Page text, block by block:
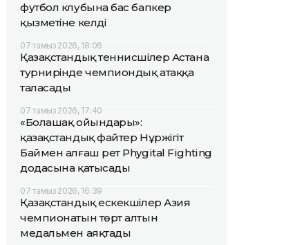
футбол клубына бас бапкер
қызметіне келді
07 тамыз 2026, 18:06
Қазақстандық теннисшілер Астана
турнирінде чемпиондық атаққа
таласады
07 тамыз 2026, 17:40
«Болашақ ойындары»:
қазақстандық файтер Нұржігіт
Баймен алғаш рет Phygital Fighting
додасына қатысады
07 тамыз 2026, 16:39
Қазақстандық ескекшілер Азия
чемпионатын төрт алтын
медальмен аяқтады